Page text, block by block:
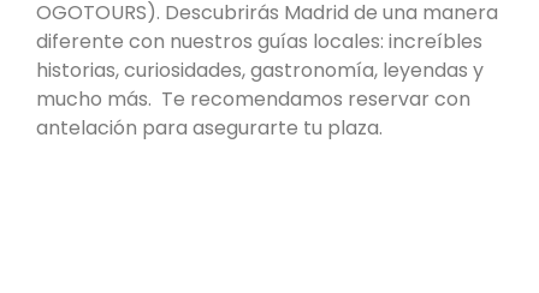
OGOTOURS). Descubrirás Madrid de una manera
diferente con nuestros guías locales: increíbles
historias, curiosidades, gastronomía, leyendas y
mucho más. Te recomendamos reservar con
antelación para asegurarte tu plaza.